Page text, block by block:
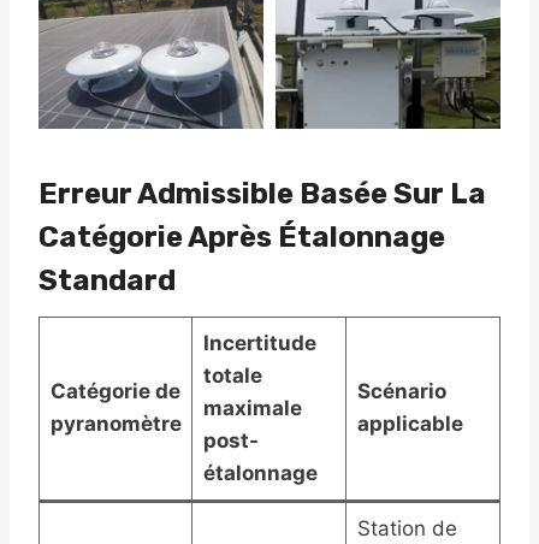
Erreur Admissible Basée Sur La
Catégorie Après Étalonnage
Standard
Catégorie de
pyranomètre
Incertitude
totale
maximale
post-
étalonnage
Scénario
applicable
Station de